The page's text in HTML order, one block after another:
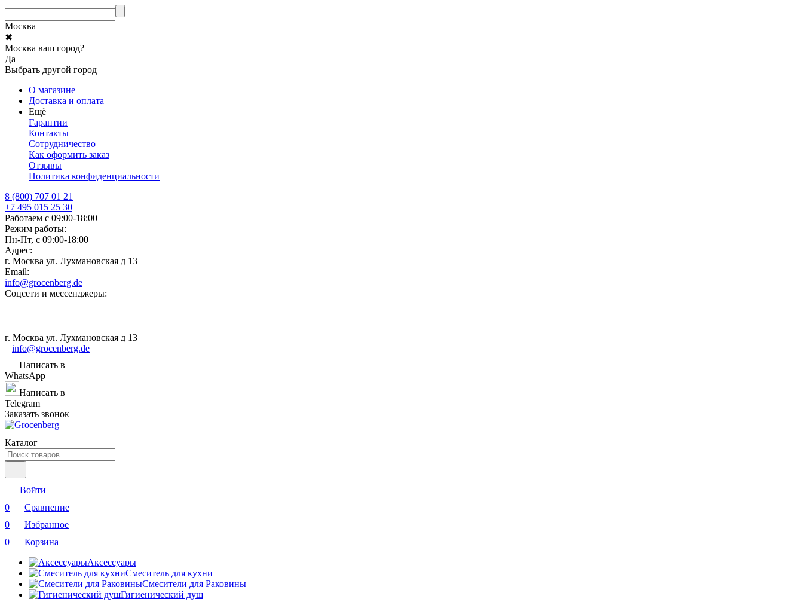
Москва
✖
Москва ваш город?
Да
Выбрать другой город
О магазине
Доставка и оплата
Ещё
Гарантии
Контакты
Сотрудничество
Как оформить заказ
Отзывы
Политика конфиденциальности
8 (800) 707 01 21
+7 495 015 25 30
Работаем с 09:00-18:00
Режим работы:
Пн-Пт, с 09:00-18:00
Адрес:
г. Москва ул. Лухмановская д 13
Email:
info@grocenberg.de
Соцсети и мессенджеры:
г. Москва ул. Лухмановская д 13
info@grocenberg.de
Написать в
WhatsApp
Написать в
Telegram
Заказать звонок
Каталог
Войти
0
Сравнение
0
Избранное
0
Корзина
Аксессуары
Смеситель для кухни
Смесители для Раковины
Гигиенический душ